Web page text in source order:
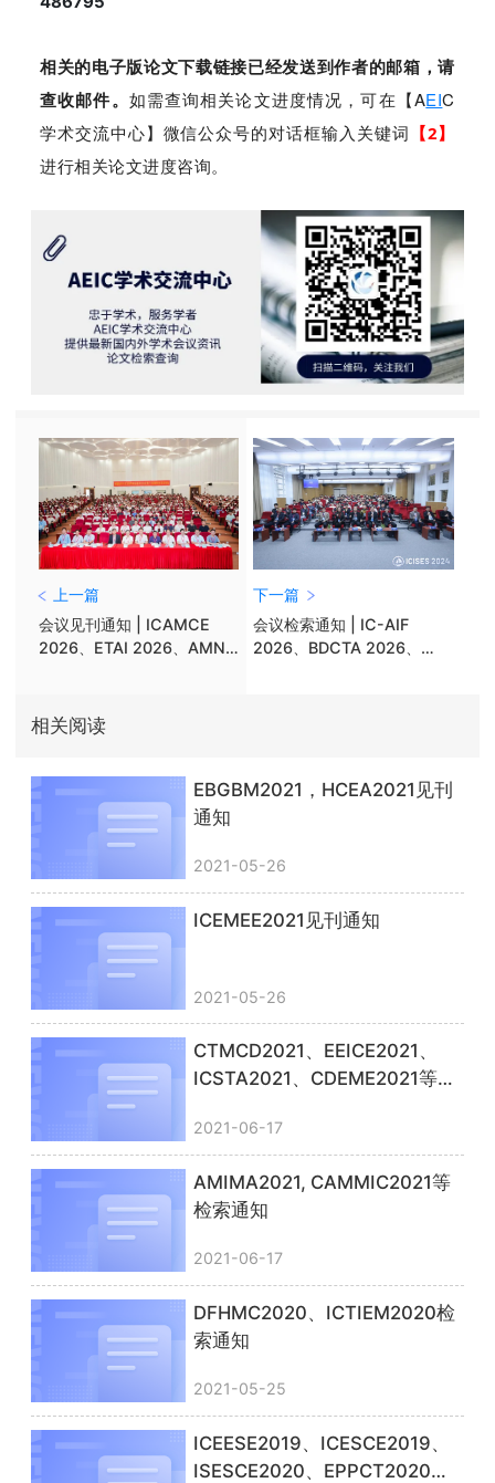
相关的电子版论文下载链接已经发送到作者的邮箱，请
查收邮件。 如需查询相关论文进度情况，可在【AEIC
学术交流中心】微信公众号的对话框输入关键词 【2】
进行相关论文进度咨询。
上一篇
会议见刊通知 | ICAMCE
2026、ETAI 2026、AMNA
下一篇
会议检索通知 | IC-AIF
2026、BDCTA 2026、
相关阅读
EBGBM2021，HCEA2021见刊
通知
2021-05-26
ICEMEE2021见刊通知
2021-05-26
CTMCD2021、EEICE2021、
ICSTA2021、CDEME2021等见
2021-06-17
AMIMA2021, CAMMIC2021等
检索通知
2021-06-17
DFHMC2020、ICTIEM2020检
索通知
2021-05-25
ICEESE2019、ICESCE2019、
ISESCE2020、EPPCT2020见